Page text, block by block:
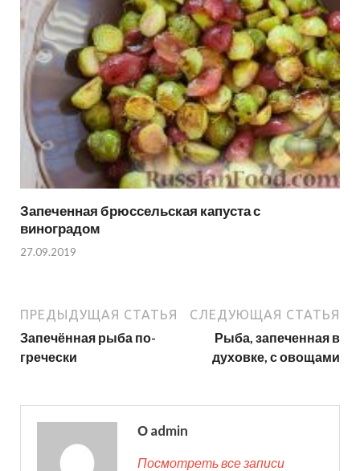
Запеченная брюссельская капуста с
виноградом
27.09.2019
ПРЕДЫДУЩАЯ СТАТЬЯ
Запечённая рыба по-
гречески
СЛЕДУЮЩАЯ СТАТЬЯ
Рыба, запеченная в
духовке, с овощами
О admin
Посмотреть все записи